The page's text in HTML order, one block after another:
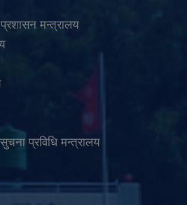
मन्त्रालय
प्रविधि मन्त्रालय